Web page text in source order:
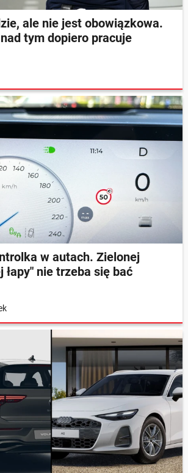
ale nie jest obowiązkowa.
tym dopiero pracuje
w autach. Zielonej
łapy" nie trzeba się bać